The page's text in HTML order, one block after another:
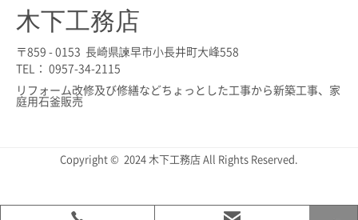
木下工務店
〒859 - 0153 長崎県諫早市小長井町大峰558
TEL： 0957-34-2115
リフォーム改修及び修繕などちょっとした工事から新築工事、家
庭用石釜販売
Copyright © 2024 木下工務店 All Rights Reserved.